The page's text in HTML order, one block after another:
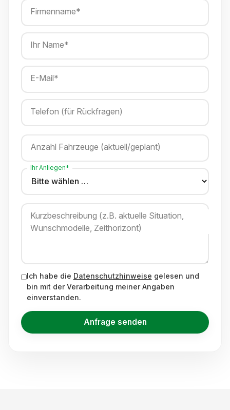
Firmenname*
Ihr Name*
E-Mail*
Telefon (für Rückfragen)
Anzahl Fahrzeuge (aktuell/geplant)
Ihr Anliegen*
Kurzbeschreibung (z.B. aktuelle Situation,
Wunschmodelle, Zeithorizont)
Ich habe die Datenschutz­hinweise gelesen und
bin mit der Verarbeitung meiner Angaben
einverstanden.
Anfrage senden